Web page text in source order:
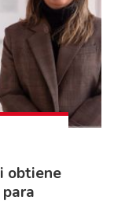
obtiene